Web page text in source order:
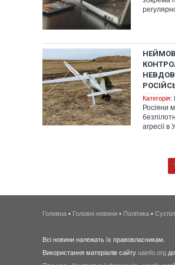
Категорія:
Росіяни
агресії
Головна • Головні новини • Політика •
Всі новини належать їх правовласникам.
Використання матеріалів сайту uainfo.org